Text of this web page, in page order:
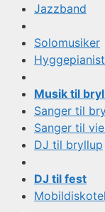
Jazzband
Solomusiker
Hyggepianist
Musik til
Sanger til
Sanger til
DJ til bryllup
DJ til fest